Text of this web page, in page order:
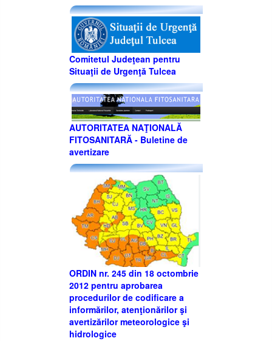
Comitetul Judeţean pentru
Situaţii de Urgenţă Tulcea
AUTORITATEA NAŢIONALĂ
FITOSANITARĂ - Buletine de
avertizare
ORDIN nr. 245 din 18 octombrie
2012 pentru aprobarea
procedurilor de codificare a
informărilor, atenţionărilor şi
avertizărilor meteorologice şi
hidrologice